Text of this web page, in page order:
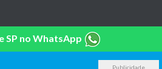
SP no WhatsApp
Publicidade